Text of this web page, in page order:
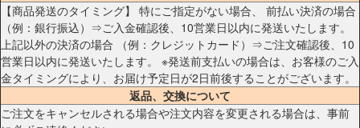
【商品発送のタイミング】 特にご指定がない場合、 前払い決済の場合
（例：銀行振込）⇒ご入金確認後、10営業日以内に発送いたします。
上記以外の決済の場合 （例：クレジットカード）⇒ご注文確認後、10
営業日以内に発送いたします。 ※発送前支払いの場合は、お客様のご入
金タイミングにより、お届け予定日が2日前後することがございます。
返品、交換について
ご注文をキャンセルされる場合や注文内容を変更される場合は、事前